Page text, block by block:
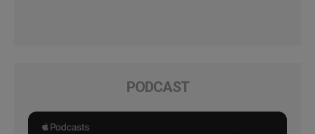
PODCAST